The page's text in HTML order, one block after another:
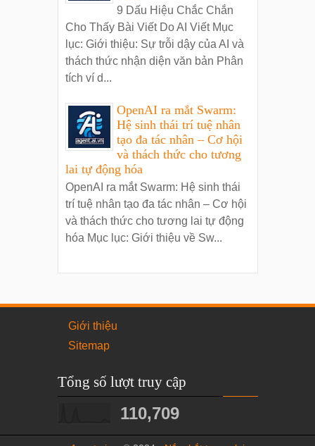
9 Dấu Hiệu Chắc Chắn
Cho Thấy Bài Viết Do AI Viết Mục
lục: Giới thiệu: Sự trỗi dậy của AI và
thách thức nhận diện văn bản Phân
tích ví d...
OpenAI ra mắt Swarm:
Hệ sinh thái trí tuệ nhân
tạo đa tác nhân – Cơ hội
và thách thức cho tương
lai tự động hóa
OpenAI ra mắt Swarm: Hệ sinh thái
trí tuệ nhân tạo đa tác nhân – Cơ hội
và thách thức cho tương lai tự động
hóa Mục lục: Giới thiệu về Sw...
Giới thiệu
Sitemap
Tổng số lượt truy cập
110,709